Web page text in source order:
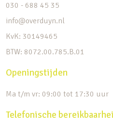
030 - 688 45 35
info@overduyn.nl
KvK: 30149465
BTW: 8072.00.785.B.01
Openingstijden
Ma t/m vr: 09:00 tot 17:30 uur
Telefonische